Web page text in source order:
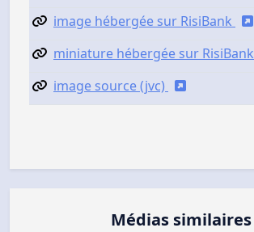
image hébergée sur RisiBank
miniature hébergée sur RisiBank
image source (jvc)
Médias similaires